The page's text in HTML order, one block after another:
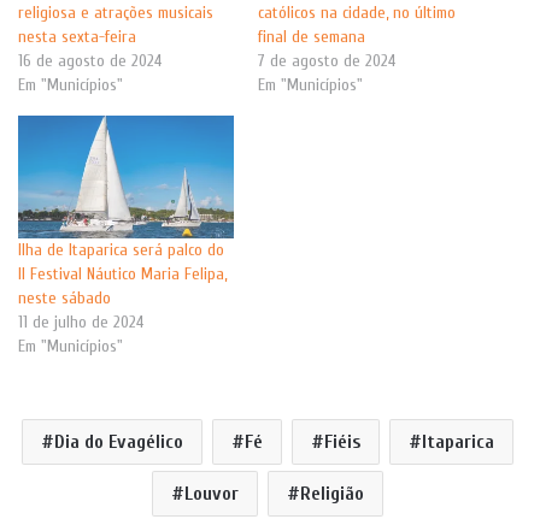
religiosa e atrações musicais
nesta sexta-feira
16 de agosto de 2024
Em "Municípios"
católicos na cidade, no último
final de semana
7 de agosto de 2024
Em "Municípios"
Ilha de Itaparica será palco do
II Festival Náutico Maria Felipa,
neste sábado
11 de julho de 2024
Em "Municípios"
Dia do Evagélico Fé Fiéis Itaparica
Louvor Religião